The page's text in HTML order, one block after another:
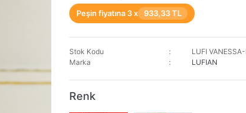
Peşin fiyatına 3 x 933,33 TL
Stok Kodu
LUFI
Marka
LUFIAN
Renk